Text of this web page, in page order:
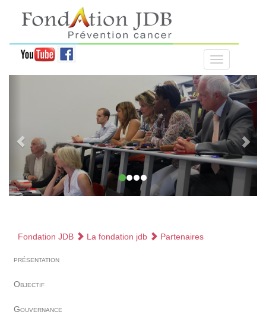
Fondation JDB La fondation jdb Partenaires
présentation
Objectif
Gouvernance